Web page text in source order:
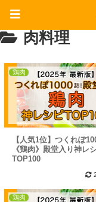
肉料理
鶏肉
【人気1位】つくれぽ
《鶏肉》殿堂入り神レ
TOP100
鶏肉